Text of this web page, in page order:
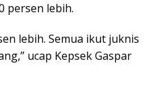
persen lebih.
lebih. Semua ikut juknis
ucap Kepsek Gaspar